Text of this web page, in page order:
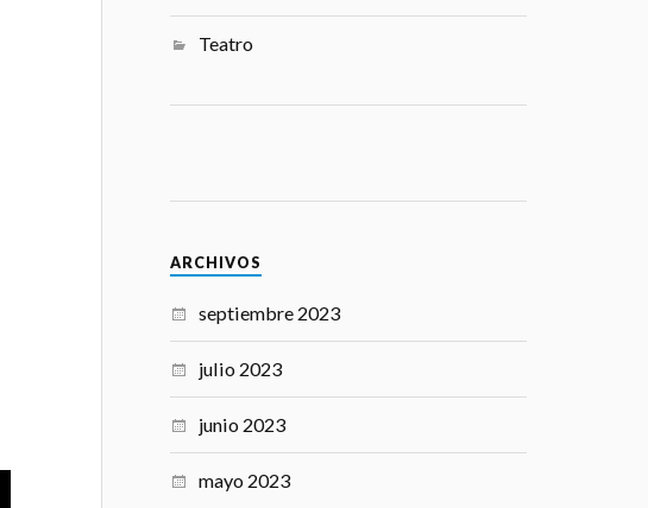
Teatro
ARCHIVOS
septiembre 2023
julio 2023
junio 2023
mayo 2023